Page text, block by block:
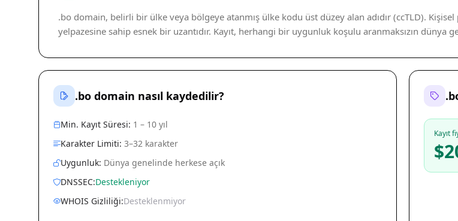
.bo domain, belirli bir ülke veya bölgeye atanmış ülke kodu üst düzey alan adıdır (ccTLD).
yelpazesine sahip esnek bir uzantıdır. Kayıt, herhangi bir uygunluk koşulu aranmaksızın dünya
.bo domain nasıl kaydedilir?
Min. Kayıt Süresi: 1 – 10 yıl
Karakter Limiti: 3–32 karakter
Uygunluk: Dünya genelinde herkese açık
DNSSEC:Destekleniyor
WHOIS Gizliliği:Desteklenmiyor
Kayıt